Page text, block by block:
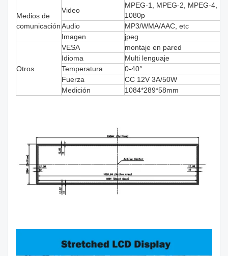
Medios de
comunicación
Video
MPEG-1, MPEG-2, MPEG-4,
1080p
Audio
MP3/WMA/AAC, etc
Imagen
jpeg
Otros
VESA
montaje en pared
Idioma
Multi lenguaje
Temperatura
0-40°
Fuerza
CC 12V 3A/50W
Medición
1084*289*58mm